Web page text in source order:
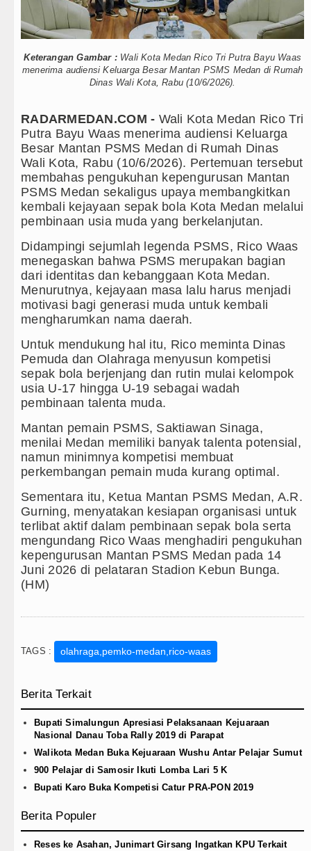
Kesehatan
Kuliner
Siraman Rohani
Dewan Usul BUMD Sumut
Risiko Tertular HIV/AIDS Melalui
PSG vs Manchester United
Juventus vs Inter Milan
Real Madrid Tandang ke
Tujuh Tewas dalam
Bayern Munich Menang Tipis
Masyarakat Desak APH
Dewan Usul BUMD Sumut
Dugaan Penyimpangan Dana
Risiko Tertular HIV/AIDS Melalui
Bertekad Pulang Mantan PM
PSG vs Manchester United
Juventus vs Inter Milan
Tujuh Tewas dalam
Bayern Munich Menang Tipis
Keterangan Gambar : Wali Kota Medan Rico Tri Putra Bayu Waas
menerima audiensi Keluarga Besar Mantan PSMS Medan di Rumah
Dinas Wali Kota, Rabu (10/6/2026).
RADARMEDAN.COM - Wali Kota Medan Rico Tri
Putra Bayu Waas menerima audiensi Keluarga
Besar Mantan PSMS Medan di Rumah Dinas
Wali Kota, Rabu (10/6/2026). Pertemuan tersebut
membahas pengukuhan kepengurusan Mantan
PSMS Medan sekaligus upaya membangkitkan
kembali kejayaan sepak bola Kota Medan melalui
pembinaan usia muda yang berkelanjutan.
Didampingi sejumlah legenda PSMS, Rico Waas
menegaskan bahwa PSMS merupakan bagian
dari identitas dan kebanggaan Kota Medan.
Menurutnya, kejayaan masa lalu harus menjadi
motivasi bagi generasi muda untuk kembali
mengharumkan nama daerah.
Untuk mendukung hal itu, Rico meminta Dinas
Pemuda dan Olahraga menyusun kompetisi
sepak bola berjenjang dan rutin mulai kelompok
usia U-17 hingga U-19 sebagai wadah
pembinaan talenta muda.
Mantan pemain PSMS, Saktiawan Sinaga,
menilai Medan memiliki banyak talenta potensial,
namun minimnya kompetisi membuat
perkembangan pemain muda kurang optimal.
Sementara itu, Ketua Mantan PSMS Medan, A.R.
Gurning, menyatakan kesiapan organisasi untuk
terlibat aktif dalam pembinaan sepak bola serta
mengundang Rico Waas menghadiri pengukuhan
kepengurusan Mantan PSMS Medan pada 14
Juni 2026 di pelataran Stadion Kebun Bunga.
(HM)
TAGS : olahraga,pemko-medan,rico-waas
Berita Terkait
Bupati Simalungun Apresiasi Pelaksanaan Kejuaraan
Nasional Danau Toba Rally 2019 di Parapat
Walikota Medan Buka Kejuaraan Wushu Antar Pelajar Sumut
900 Pelajar di Samosir Ikuti Lomba Lari 5 K
Bupati Karo Buka Kompetisi Catur PRA-PON 2019
Berita Populer
Reses ke Asahan, Junimart Girsang Ingatkan KPU Terkait